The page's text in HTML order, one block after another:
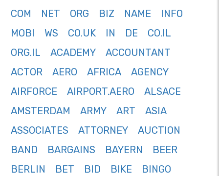
COM NET ORG BIZ NAME
INFO
MOBI
WS CO.UK IN DE
CO.IL
ORG.IL
ACADEMY
ACCOUNTANT
ACTOR
AERO AFRICA
AGENCY
AIRFORCE
AIRPORT.AERO
ALSACE
AMSTERDAM
ARMY ART
ASIA
ASSOCIATES
ATTORNEY
AUCTION
BAND
BARGAINS BAYERN
BEER
BERLIN
BET BID BIKE
BINGO